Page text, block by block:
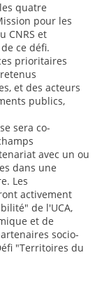
quatre
pour les
CNRS et
ce défi.
prioritaires
et des acteurs
publics,
sera co-
avec un ou
dans une
Les
activement
de l'UCA,
et de
socio-
"Territoires du